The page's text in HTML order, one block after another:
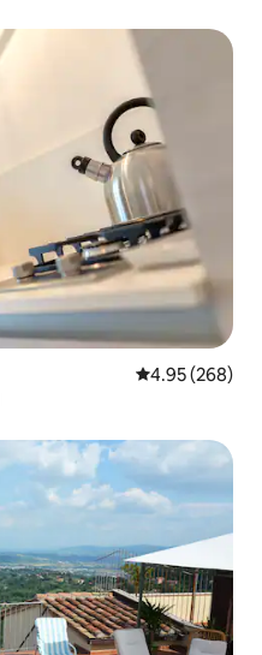
평점 4.95점(5
4.95 (268)